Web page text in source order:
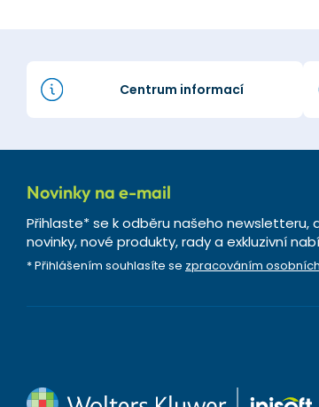
Centrum informací
Novinky na e-mail
Přihlaste* se k odběru našeho newsletteru,
novinky, nové produkty, rady a exkluzivní
* Přihlášením souhlasíte se zpracováním